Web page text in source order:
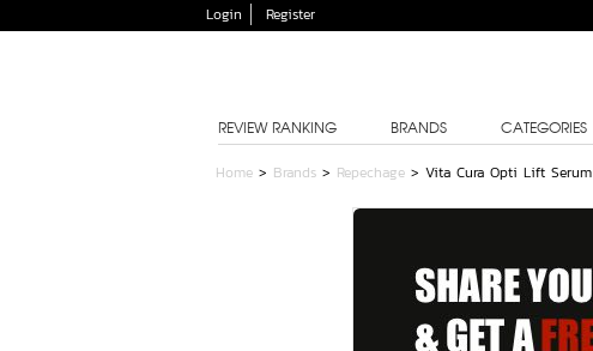
Login Register
REVIEW RANKING BRANDS CATEGORIES
Home > Brands > Repechage > Vita Cura Opti Lift Serum